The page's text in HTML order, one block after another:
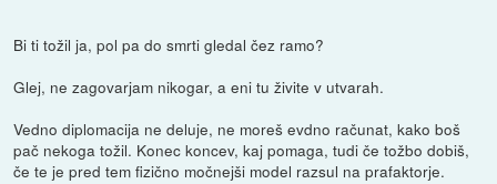
Bi ti tožil ja, pol pa do smrti gledal čez ramo?
Glej, ne zagovarjam nikogar, a eni tu živite v utvarah.
Vedno diplomacija ne deluje, ne moreš evdno računat, kako boš
pač nekoga tožil. Konec koncev, kaj pomaga, tudi če tožbo dobiš,
če te je pred tem fizično močnejši model razsul na prafaktorje.